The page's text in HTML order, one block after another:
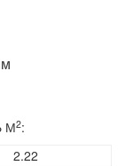
М2: